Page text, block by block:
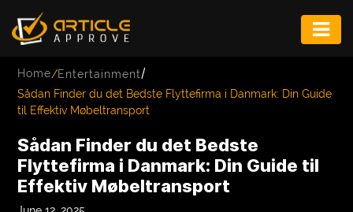
FASHION
GAME
INFRASTRUCTURE
Home/Entertainment/
Sådan Finder du det Bedste Flyttefirma i Danmark: Din Guide
til Effektiv Møbeltransport
Sådan Finder du det Bedste
Flyttefirma i Danmark: Din Guide til
Effektiv Møbeltransport